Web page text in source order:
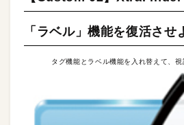
「ラベル」機能を復活させ
タグ機能とラベル機能を入れ替えて、視